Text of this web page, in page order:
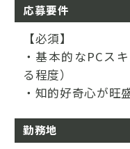
応募要件
【必須】
・基本的なPCス
る程度）
・知的好奇心が旺
勤務地